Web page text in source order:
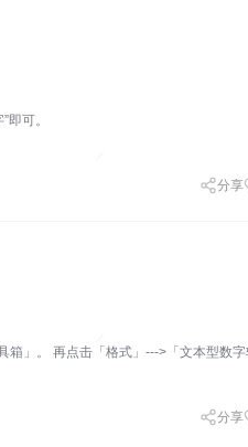
可。
分享
箱」。 再点击「格式」--->「文本型数字
分享